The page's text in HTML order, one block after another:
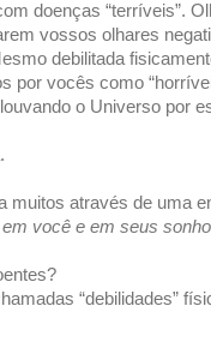
doenças “terríveis”.
vossos olhares
debilitada
por vocês como
o Universo por
muitos através de uma
você e em seus
“debilidades”